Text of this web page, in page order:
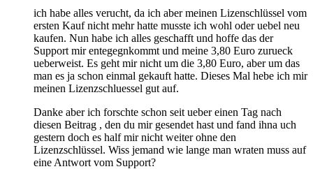
ich habe alles verucht, da ich aber meinen Lizenschlüssel vom
ersten Kauf nicht mehr hatte musste ich wohl oder uebel neu
kaufen. Nun habe ich alles geschafft und hoffe das der
Support mir entegegnkommt und meine 3,80 Euro zurueck
ueberweist. Es geht mir nicht um die 3,80 Euro, aber um das
man es ja schon einmal gekauft hatte. Dieses Mal hebe ich mir
meinen Lizenzschluessel gut auf.
Danke aber ich forschte schon seit ueber einen Tag nach
diesen Beitrag , den du mir gesendet hast und fand ihna uch
gestern doch es half mir nicht weiter ohne den
Lizenzschlüssel. Wiss jemand wie lange man wraten muss auf
eine Antwort vom Support?